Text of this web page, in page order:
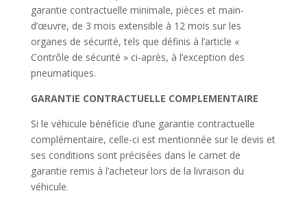
garantie contractuelle minimale, pièces et main-
d’œuvre, de 3 mois extensible à 12 mois sur les
organes de sécurité, tels que définis à l’article «
Contrôle de sécurité » ci-après, à l’exception des
pneumatiques.
GARANTIE CONTRACTUELLE COMPLEMENTAIRE
Si le véhicule bénéficie d’une garantie contractuelle
complémentaire, celle-ci est mentionnée sur le devis et
ses conditions sont précisées dans le carnet de
garantie remis à l’acheteur lors de la livraison du
véhicule.